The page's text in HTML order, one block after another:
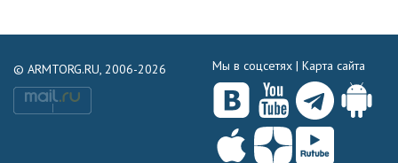
© ARMTORG.RU, 2006-2026 Мы в соцсетях | Карта сайта